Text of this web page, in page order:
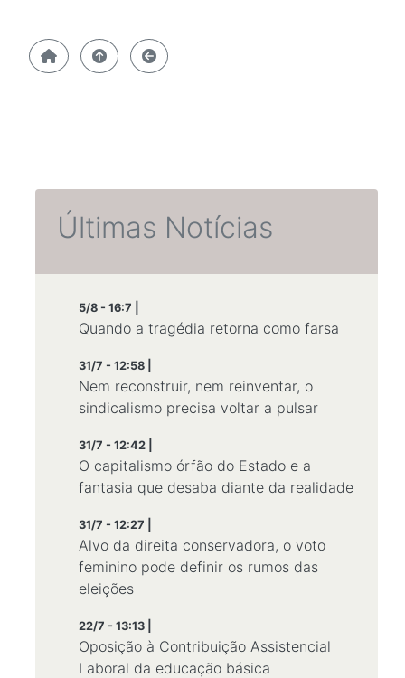
Últimas Notícias
5/8 - 16:7 |
Quando a tragédia retorna como farsa
31/7 - 12:58 |
Nem reconstruir, nem reinventar, o
sindicalismo precisa voltar a pulsar
31/7 - 12:42 |
O capitalismo órfão do Estado e a
fantasia que desaba diante da realidade
31/7 - 12:27 |
Alvo da direita conservadora, o voto
feminino pode definir os rumos das
eleições
22/7 - 13:13 |
Oposição à Contribuição Assistencial
Laboral da educação básica